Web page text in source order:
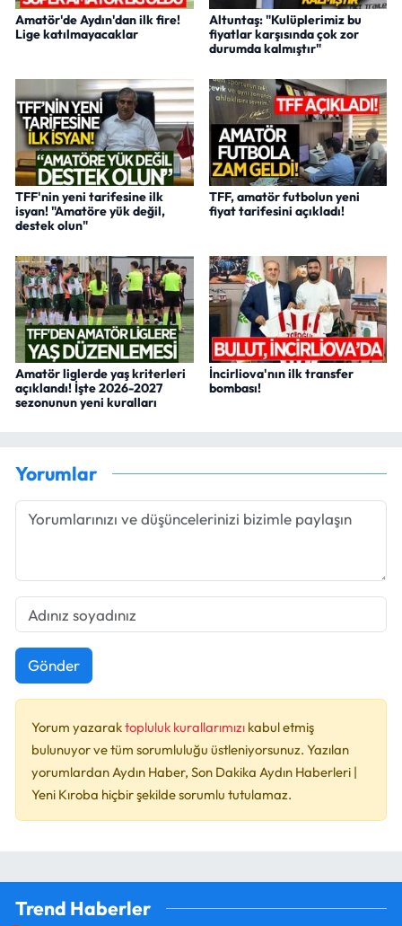
Amatör'de Aydın'dan ilk fire!
Lige katılmayacaklar
Altuntaş: "Kulüplerimiz bu
fiyatlar karşısında çok zor
durumda kalmıştır"
TFF'nin yeni tarifesine ilk
isyan! "Amatöre yük değil,
destek olun"
TFF, amatör futbolun yeni
fiyat tarifesini açıkladı!
Amatör liglerde yaş kriterleri
açıklandı! İşte 2026-2027
sezonunun yeni kuralları
İncirliova'nın ilk transfer
bombası!
Yorumlar
Gönder
Yorum yazaraktopluluk kurallarımızı kabul etmiş
bulunuyor ve tüm sorumluluğu üstleniyorsunuz. Yazılan
yorumlardan Aydın Haber, Son Dakika Aydın Haberleri |
Yeni Kıroba hiçbir şekilde sorumlu tutulamaz.
Trend Haberler